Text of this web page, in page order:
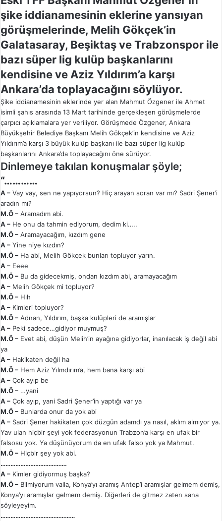
şike iddianamesinin eklerine yansıyan
görüşmelerinde, Melih Gökçek’in
Galatasaray, Beşiktaş ve Trabzonspor ile
bazı süper lig kulüp başkanlarını
kendisine ve Aziz Yıldırım’a karşı
Ankara’da toplayacağını söylüyor.
Şike iddianamesinin eklerinde yer alan Mahmut Özgener ile Ahmet
isimli şahıs arasında 13 Mart tarihinde gerçekleşen görüşmelerde
çarpıcı açıklamalara yer veriliyor. Görüşmede Özgener, Ankara
Büyükşehir Belediye Başkanı Melih Gökçek’in kendisine ve Aziz
Yıldırım’a karşı 3 büyük kulüp başkanı ile bazı süper lig kulüp
başkanlarını Ankara’da toplayacağını öne sürüyor.
Dinlemeye takılan konuşmalar şöyle;
“…………
A – Vay vay, sen ne yapıyorsun? Hiç arayan soran var mı? Sadri Şener’i
aradın mı?
M.Ö – Aramadım abi.
A – He onu da tahmin ediyorum, dedim ki…..
M.Ö – Aramayacağım, kızdım gene
A – Yine niye kızdın?
M.Ö – Ha abi, Melih Gökçek bunları topluyor yarın.
A – Eeee
M.Ö – Bu da gidecekmiş, ondan kızdım abi, aramayacağım
A – Melih Gökçek mi topluyor?
M.Ö – Hıh
A – Kimleri topluyor?
M.Ö – Adnan, Yıldırım, başka kulüpleri de aramışlar
A – Peki sadece…gidiyor muymuş?
M.Ö – Evet abi, düşün Melih’in ayağına gidiyorlar, inanılacak iş değil abi
ya
A – Hakikaten değil ha
M.Ö – Hem Aziz Yılmdırım’a, hem bana karşı abi
A – Çok ayıp be
M.Ö – …yani
A – Çok ayıp, yani Sadri Şener’in yaptığı var ya
M.Ö – Bunlarda onur da yok abi
A – Sadri Şener hakikaten çok düzgün adamdı ya nasıl, aklım almıyor ya.
Yav ulan hiçbir şeyi yok federasyonun Trabzon’a karşı en ufak bir
falsosu yok. Ya düşünüyorum da en ufak falso yok ya Mahmut.
M.Ö – Hiçbir şey yok abi.
………………………………….
A – Kimler gidiyormuş başka?
M.Ö – Bilmiyorum valla, Konya’yı aramış Antep’i aramışlar gelmem demiş,
Konya’yı aramışlar gelmem demiş. Diğerleri de gitmez zaten sana
söyleyeyim.
………………………………………